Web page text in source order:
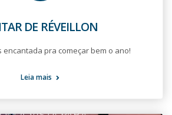
DE RÉVEILLON
encantada pra começar bem o ano!
Leia mais